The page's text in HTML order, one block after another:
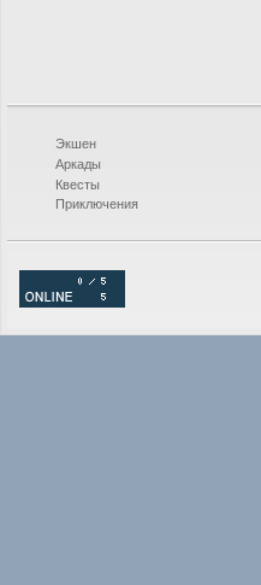
Экшен
Аркады
Квесты
Приключения